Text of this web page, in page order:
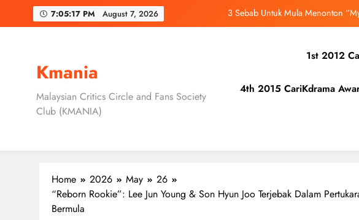
7:05:19 PM August 7, 2026
3 Sebab Untuk Mula Menonton
‘Dibunuh atau
3 Sebab Untuk Mula Menonton
Kmania
Malaysian Critics Circle and Fans Society
Club (KMANIA)
1st 2012
4th 2015 CariKdrama
Home 2026 May
26
“Reborn Rookie”: Lee Jun Young & Son Hyun Joo Terjebak Dalam
Bermula